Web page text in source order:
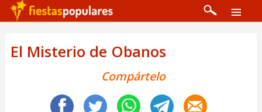
El Misterio de Obanos
Compártelo